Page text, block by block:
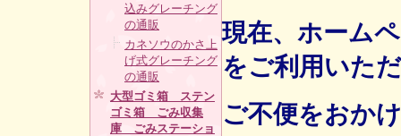
込みグレーチング
の通販
カネソウのかさ上
げ式グレーチング
の通販
大型ゴミ箱 ステン
ゴミ箱 ごみ収集
庫 ごみステーショ
現在、ホーム
をご利用いた
ご不便をおか